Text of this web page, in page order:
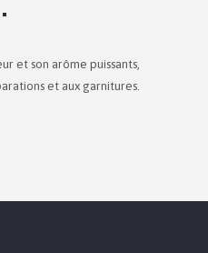
et son arôme puissants,
et aux garnitures.